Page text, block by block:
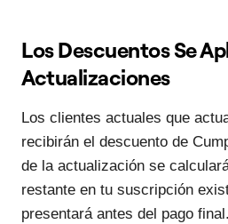
Los Descuentos Se
Actualizaciones
Los clientes actuales que
recibirán el descuento de
de la actualización se
restante en tu suscripción
presentará antes del pago